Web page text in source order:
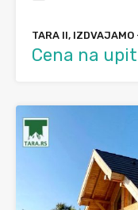
TARA II,
Cena na